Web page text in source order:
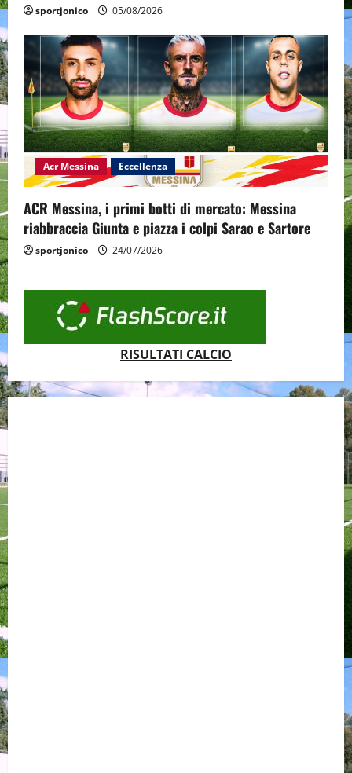
sportjonico 05/08/2026
Acr Messina Eccellenza
ACR Messina, i primi botti di mercato: Messina
riabbraccia Giunta e piazza i colpi Sarao e Sartore
sportjonico 24/07/2026
RISULTATI CALCIO